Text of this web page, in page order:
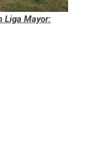
Liga Mayor: